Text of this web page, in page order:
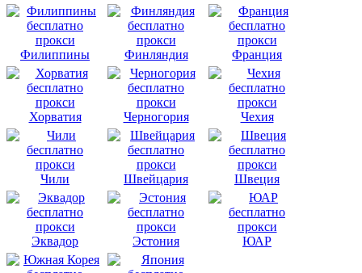
Филиппины Финляндия Франция
Хорватия Черногория Чехия
Чили Швейцария Швеция
Эквадор Эстония ЮАР